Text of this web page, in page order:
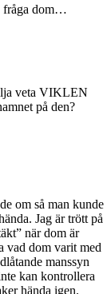
fråga dom…
veta VIKLEN
på den?
om så man kunde
Jag är trött på
när dom är
vad dom varit med
manssyn
kan kontrollera
hända igen.